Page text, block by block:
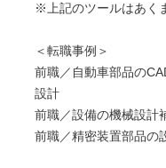
※上記のツールはあく
＜転職事例＞
前職／自動車部品の
設計
前職／設備の機械設
前職／精密装置部品